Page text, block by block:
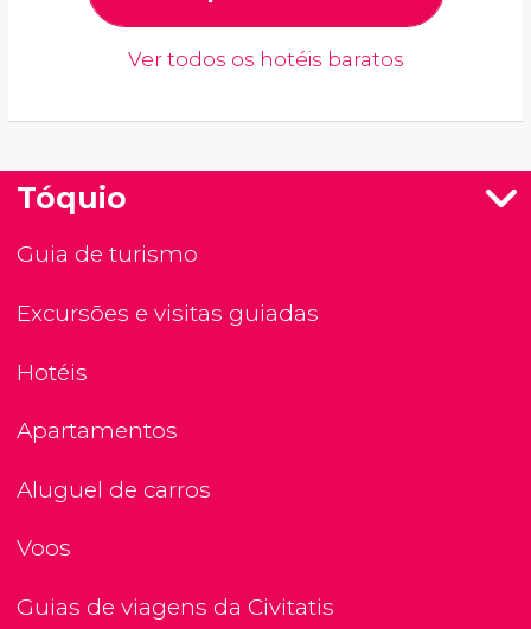
Ver todos os hotéis baratos
Tóquio
Guia de turismo
Excursões e visitas guiadas
Hotéis
Apartamentos
Aluguel de carros
Voos
Guias de viagens da Civitatis